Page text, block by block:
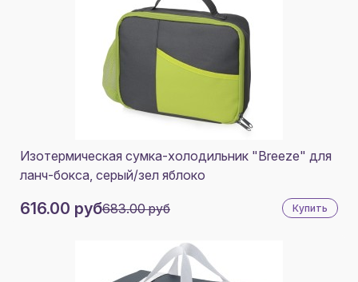
Изотермическая сумка-холодильник "Breeze" для
ланч-бокса, серый/зел яблоко
616.00 руб683.00 руб Купить